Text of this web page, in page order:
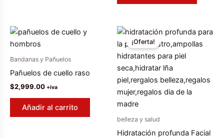
Bandanas y Pañuelos
Pañuelos de cuello raso
$2,999.00 +iva
Añadir al carrito
¡Oferta!
belleza y salud
Hidratación profunda Facial